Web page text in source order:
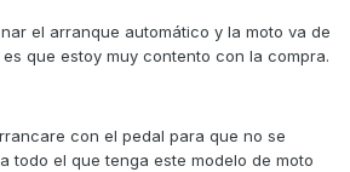
el arranque automático y la moto va de
que estoy muy contento con la compra.
con el pedal para que no se
todo el que tenga este modelo de moto